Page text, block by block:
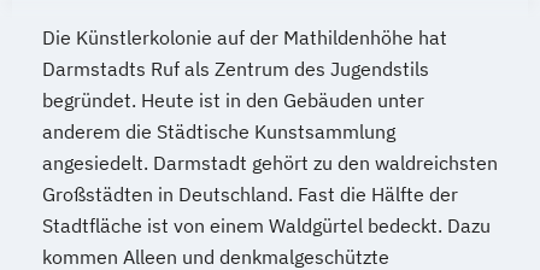
Die Künstlerkolonie auf der Mathildenhöhe hat
Darmstadts Ruf als Zentrum des Jugendstils
begründet. Heute ist in den Gebäuden unter
anderem die Städtische Kunstsammlung
angesiedelt. Darmstadt gehört zu den waldreichsten
Großstädten in Deutschland. Fast die Hälfte der
Stadtfläche ist von einem Waldgürtel bedeckt. Dazu
kommen Alleen und denkmalgeschützte